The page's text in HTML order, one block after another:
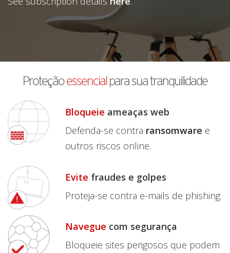
Proteçãoessencialpara sua tranquilidade
Bloqueie ameaças web
Defenda-se contra ransomware e
outros riscos online.
Evite fraudes e golpes
Proteja-se contra e-mails de phishing.
Navegue com segurança
Bloqueie sites perigosos que podem